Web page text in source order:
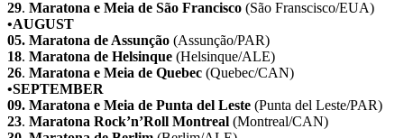
29. Maratona e Meia de São Francisco (São Franscisco/EUA)
•AUGUST
05. Maratona de Assunção (Assunção/PAR)
18. Maratona de Helsinque (Helsinque/ALE)
26. Maratona e Meia de Quebec (Quebec/CAN)
•SEPTEMBER
09. Maratona e Meia de Punta del Leste (Punta del Leste/PAR)
23. Maratona Rock’n’Roll Montreal (Montreal/CAN)